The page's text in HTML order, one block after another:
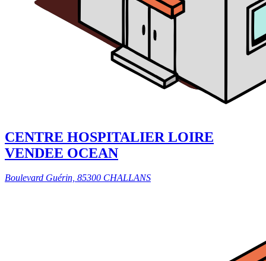
CENTRE HOSPITALIER LOIRE
VENDEE OCEAN
Boulevard Guérin, 85300 CHALLANS